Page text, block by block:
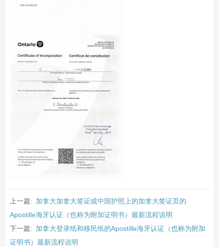
上一篇: 加拿大加拿大签证或中国护照上的加拿大签证页的
Apostille海牙认证（也称为附加证明书）最新流程说明
下一篇: 加拿大登录纸和移民纸的Apostille海牙认证（也称为附加
证明书）最新流程说明